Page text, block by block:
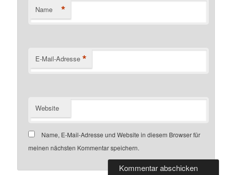
Name *
E-Mail-Adresse *
Website
Name, E-Mail-Adresse und Website in diesem Browser für
meinen nächsten Kommentar speichern.